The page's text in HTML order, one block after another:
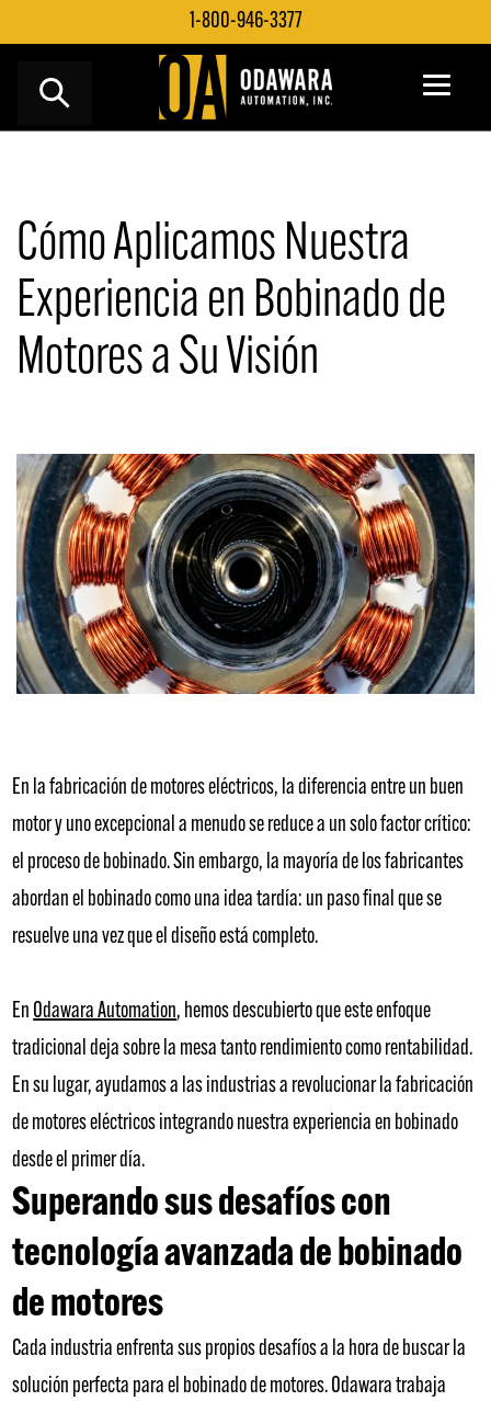
contenido
1-800-946-3377
Cómo Aplicamos Nuestra
Experiencia en Bobinado de
Motores a Su Visión
En la fabricación de motores eléctricos, la diferencia entre un buen
motor y uno excepcional a menudo se reduce a un solo factor crítico:
el proceso de bobinado. Sin embargo, la mayoría de los fabricantes
abordan el bobinado como una idea tardía: un paso final que se
resuelve una vez que el diseño está completo.
En Odawara Automation, hemos descubierto que este enfoque
tradicional deja sobre la mesa tanto rendimiento como rentabilidad.
En su lugar, ayudamos a las industrias a revolucionar la fabricación
de motores eléctricos integrando nuestra experiencia en bobinado
desde el primer día.
Superando sus desafíos con
tecnología avanzada de bobinado
de motores
Cada industria enfrenta sus propios desafíos a la hora de buscar la
solución perfecta para el bobinado de motores. Odawara trabaja